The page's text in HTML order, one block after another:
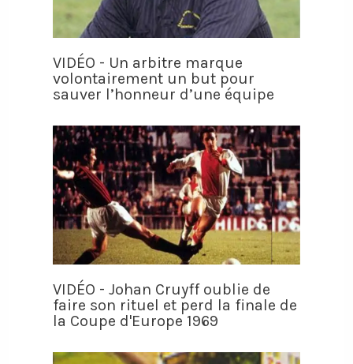
VIDÉO - Un arbitre marque
volontairement un but pour
sauver l’honneur d’une équipe
VIDÉO - Johan Cruyff oublie de
faire son rituel et perd la finale de
la Coupe d'Europe 1969